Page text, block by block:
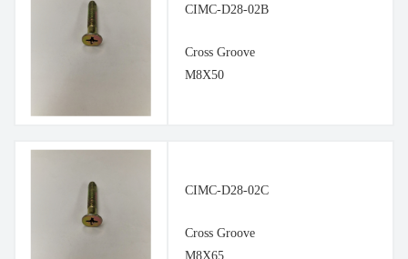
CIMC-D28-02B
Cross Groove
M8X50
CIMC-D28-02C
Cross Groove
M8X65